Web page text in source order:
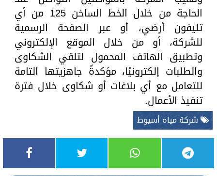
الحاجة من خلال الخط الساخن 125 من أي
تليفون أرضي، أو عبر الصفحة الرسمية
للشركة، أو من خلال الموقع الإلكتروني
وتطبيق الهاتف المحمول لتلقي الشكاوى
والطلبات إلكترونيًا، مؤكدةً جاهزيتها التامة
للتعامل مع أي بلاغات أو شكاوى خلال فترة
تنفيذ الأعمال.
شركة مياه أسيوط